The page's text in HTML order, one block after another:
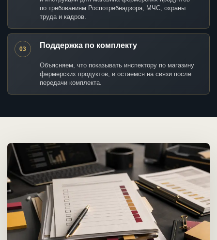
по требованиям Роспотребнадзора, МЧС, охраны
труда и кадров.
03 Поддержка по комплекту
Объясняем, что показывать инспектору по магазину
фермерских продуктов, и остаемся на связи после
передачи комплекта.